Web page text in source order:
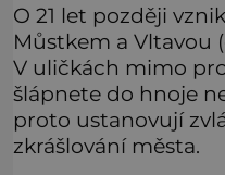
O 21 let později
Můstkem a Vltavou
V uličkách mimo
šlápnete do hnoje
proto ustanovují
zkrášlování města.